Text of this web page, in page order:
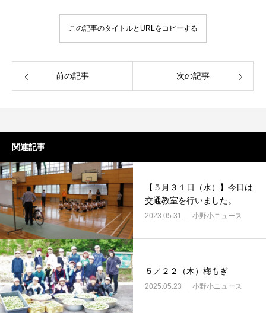
この記事のタイトルとURLをコピーする
前の記事 次の記事
関連記事
【５月３１日（水）】今日は
交通教室を行いました。
2023.05.31 小野小ニュース
５／２２（木）梅もぎ
2025.05.23 小野小ニュース